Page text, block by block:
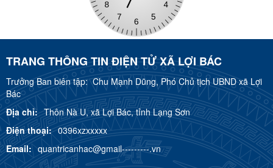
TRANG THÔNG TIN ĐIỆN TỬ XÃ LỢI BÁC
Trưởng Ban biên tập:Chu Mạnh Dũng, Phó Chủ tịch UBND xã Lợi
Bác
Địa chỉ: Thôn Nà U, xã Lợi Bác, tỉnh Lạng Sơn
Điện thoại: 0396xzxxxxx
Email: quantricanhac@gmail---------.vn